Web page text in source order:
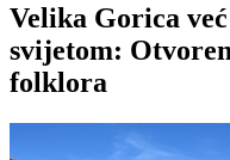
Velika Gorica već
svijetom:
folklora